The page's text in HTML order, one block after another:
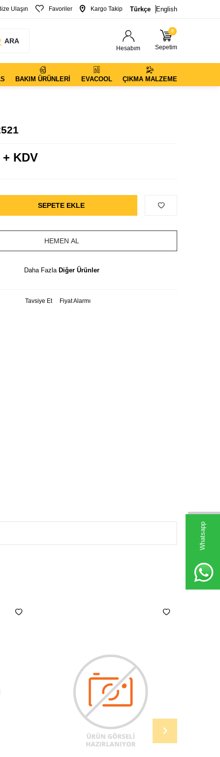
Whatsapp
Ulaşın Favoriler Kargo Takip Türkçe English
ARA
Hesabım
0
Sepetim
BAKIM ÜRÜNLERI EVACOOL ÇIKMA MALZEME
KDV
SEPETE EKLE
HEMEN AL
Daha Fazla Diğer Ürünler
Tavsiye Et Fiyat Alarmı